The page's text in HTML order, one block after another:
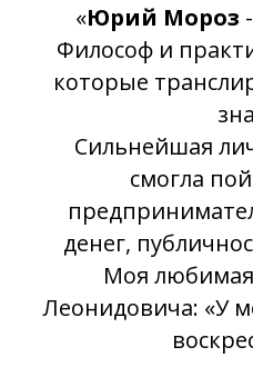
«Юрий Мороз
Философ и
которые
Сильнейшая
смогла
денег,
Моя
Леонидовича: «У